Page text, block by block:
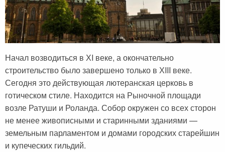
Начал возводиться в ХI веке, а окончательно
строительство было завершено только в ХIII веке.
Сегодня это действующая лютеранская церковь в
готическом стиле. Находится на Рыночной площади
возле Ратуши и Роланда. Собор окружен со всех сторон
не менее живописными и старинными зданиями —
земельным парламентом и домами городских старейшин
и купеческих гильдий.